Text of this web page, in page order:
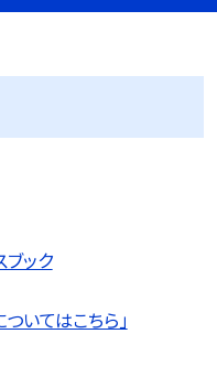
ック
いてはこちら」